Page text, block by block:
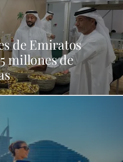
de Emiratos
millones de